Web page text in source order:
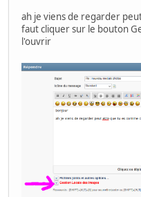
ah je viens de regarder
faut cliquer sur le bouton
l'ouvrir